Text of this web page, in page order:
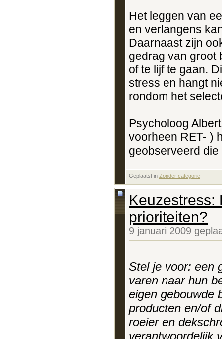
Het leggen van
en verlangens
Daarnaast zijn
gedrag van groot
of te lijf te gaan.
stress en hangt
rondom het
Psycholoog
voorheen RET- )
geobserveerd
Geplaatst in Zonder categorie
Keuzestress:
prioriteiten?
9 januari 2009
Stel je voor: een
varen naar hun
eigen gebouwde
producten en/of
roeier en
verantwoordelijk